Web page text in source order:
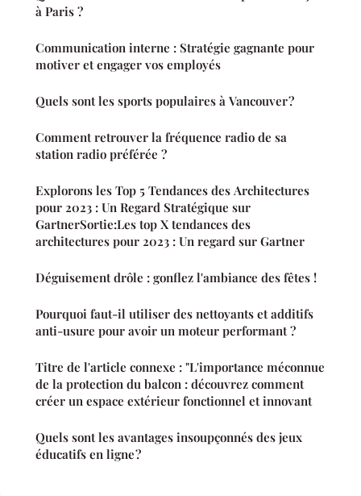
à Paris ?
Communication interne : Stratégie gagnante pour
motiver et engager vos employés
Quels sont les sports populaires à Vancouver ?
Comment retrouver la fréquence radio de sa
station radio préférée ?
Explorons les Top 5 Tendances des Architectures
pour 2023 : Un Regard Stratégique sur
GartnerSortie:Les top X tendances des
architectures pour 2023 : Un regard sur Gartner
Déguisement drôle : gonflez l'ambiance des fêtes !
Pourquoi faut-il utiliser des nettoyants et additifs
anti-usure pour avoir un moteur performant ?
Titre de l'article connexe : "L'importance méconnue
de la protection du balcon : découvrez comment
créer un espace extérieur fonctionnel et innovant
Quels sont les avantages insoupçonnés des jeux
éducatifs en ligne ?